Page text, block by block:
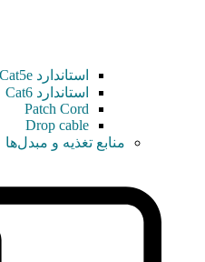
استاندارد Cat5e
استاندارد Cat6
Patch Cord
Drop cable
منابع تغذیه و مبدل‌ها